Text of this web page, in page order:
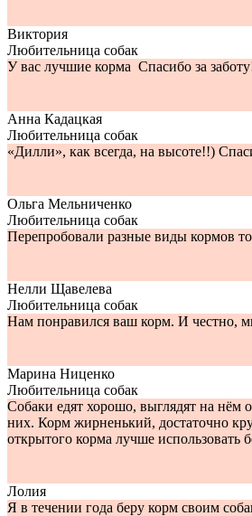
Виктория
Любительница собак
У вас лучшие корма Спасибо за
Анна Кадацкая
Любительница собак
«Дилли», как всегда, на высоте!!)
Ольга Мельниченко
Любительница собак
Перепробовали разные виды кормов
Нелли Щавелева
Любительница собак
Нам понравился ваш корм. И честно,
Марина Ниценко
Любительница собак
Собаки едят хорошо, выглядят на нём
них. Корм жирненький, достаточно
открытого корма лучше использовать
Лолия
Я в течении года беру корм своим